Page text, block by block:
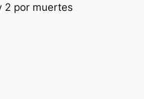
2 por muertes